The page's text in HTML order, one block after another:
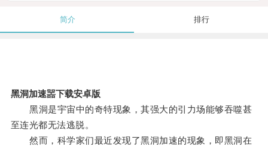
简介 排行
黑洞加速噐下载安卓版
黑洞是宇宙中的奇特现象，其强大的引力场能够吞噬甚
至连光都无法逃脱。
然而，科学家们最近发现了黑洞加速的现象，即黑洞在